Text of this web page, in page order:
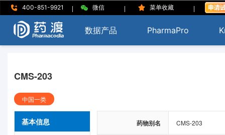
400-851-9921 | 微信 | 菜单收藏 |
数据产品 PharmaPro
CMS-203
中国一类
基本信息 药物别名 CMS-203